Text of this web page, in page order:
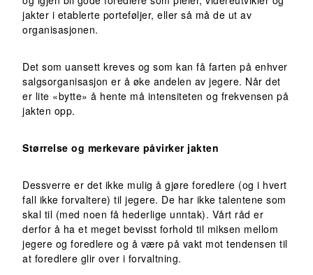
jakter i etablerte porteføljer, eller så må de ut av
organisasjonen.
Det som uansett kreves og som kan få farten på enhver
salgsorganisasjon er å øke andelen av jegere. Når det
er lite «bytte» å hente må intensiteten og frekvensen på
jakten opp.
Størrelse og merkevare påvirker jakten
Dessverre er det ikke mulig å gjøre foredlere (og i hvert
fall ikke forvaltere) til jegere. De har ikke talentene som
skal til (med noen få hederlige unntak). Vårt råd er
derfor å ha et meget bevisst forhold til miksen mellom
jegere og foredlere og å være på vakt mot tendensen til
at foredlere glir over i forvaltning.